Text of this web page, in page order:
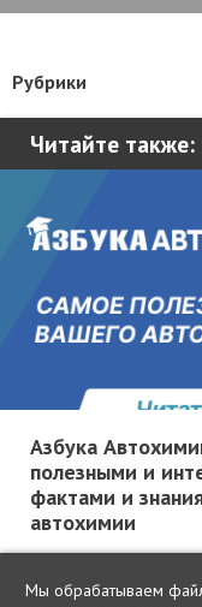
Читайте также:
Азбука
полезными и
фактами и
автохимии
Рубрики
Новости
Статьи
Практика
Грузовики и автобусы
Популярные вопросы
География
Россия
Китай
Мы обрабатываем